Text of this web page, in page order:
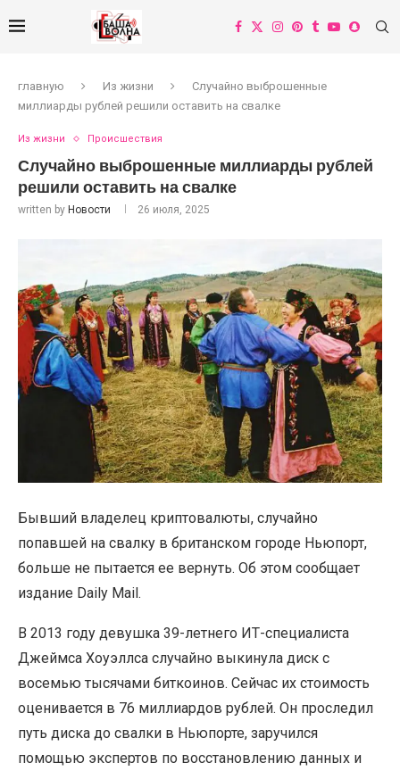
главную Из жизни
Случайно выброшенные
миллиарды рублей решили оставить на свалке
Из жизни Происшествия
Случайно выброшенные миллиарды рублей
решили оставить на свалке
written by Новости 26 июля, 2025
Бывший владелец криптовалюты, случайно
попавшей на свалку в британском городе Ньюпорт,
больше не пытается ее вернуть. Об этом сообщает
издание Daily Mail.
В 2013 году девушка 39-летнего ИТ-специалиста
Джеймса Хоуэллса случайно выкинула диск с
восемью тысячами биткоинов. Сейчас их стоимость
оценивается в 76 миллиардов рублей. Он проследил
путь диска до свалки в Ньюпорте, заручился
помощью экспертов по восстановлению данных и